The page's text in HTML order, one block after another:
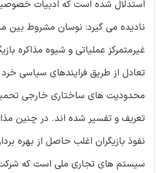
استدلال شده است که ادبیات
نادیده می گیرد: نوسان مشروط بین
غیرمتمرکز عملیاتی و شیوه مذاکره
تعادل از طریق فرایندهای سیاسی
محدودیت های ساختاری خارجی
تعریف و تفسیر شده اند. در چنین
نفوذ بازیگران اغلب حاصل از بهره
سیستم های تجاری ملی است که